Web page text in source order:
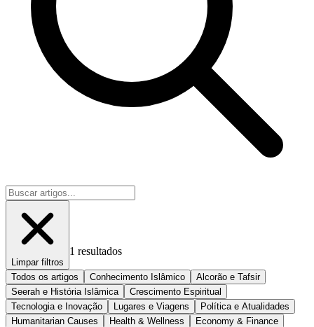
Limpar filtros
1 resultados
Todos os artigos Conhecimento Islâmico
Alcorão e Tafsir
Seerah e História Islâmica
Crescimento Espiritual
Tecnologia e Inovação
Lugares e Viagens
Política e Atualidades
Humanitarian Causes
Health & Wellness
Economy & Finance